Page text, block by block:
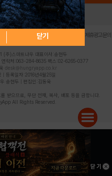
닫기
전 전체앱
불법촬영물 신고센터 제휴광고문의
(주)스마트나우 대표이사:송현두
연락처:063-284-8635 팩스:02-6265-0377
desk@hungryapp.co.kr
| 등록일자:2016년4월25일
송현두 | 편집인:김동욱
받으므로, 무단 전재, 복사, 배포 등을 금합니다.
All Rights Reserved.